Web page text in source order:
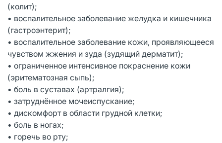
(колит);
• воспалительное заболевание желудка и кишечника
(гастроэнтерит);
• воспалительное заболевание кожи, проявляющееся
чувством жжения и зуда (зудящий дерматит);
• ограниченное интенсивное покраснение кожи
(эритематозная сыпь);
• боль в суставах (артралгия);
• затруднённое мочеиспускание;
• дискомфорт в области грудной клетки;
• боль в ногах;
• горечь во рту;